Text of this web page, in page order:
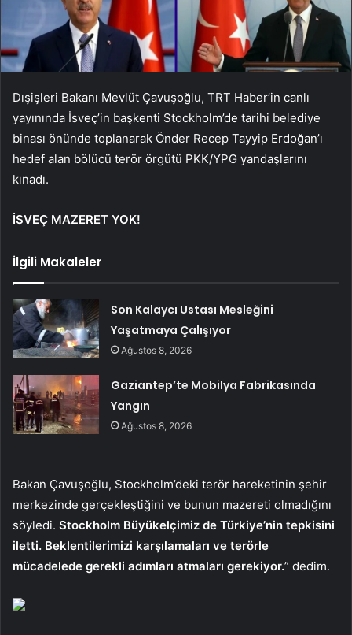
Dışişleri Bakanı Mevlüt Çavuşoğlu, TRT Haber’in canlı
yayınında İsveç’in başkenti Stockholm’de tarihi belediye
binası önünde toplanarak Önder Recep Tayyip Erdoğan’ı
hedef alan bölücü terör örgütü PKK/YPG yandaşlarını
kınadı.
İSVEÇ MAZERET YOK!
İlgili Makaleler
Son Kalaycı Ustası Mesleğini
Yaşatmaya Çalışıyor
Ağustos 8, 2026
Gaziantep’te Mobilya Fabrikasında
Yangın
Ağustos 8, 2026
Bakan Çavuşoğlu, Stockholm’deki terör hareketinin şehir
merkezinde gerçekleştiğini ve bunun mazereti olmadığını
söyledi. Stockholm Büyükelçimiz de Türkiye’nin tepkisini
iletti. Beklentilerimizi karşılamaları ve terörle
mücadelede gerekli adımları atmaları gerekiyor.” dedim.